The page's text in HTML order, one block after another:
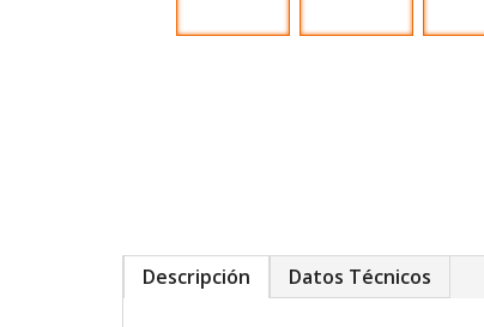
Descripción Datos Técnicos